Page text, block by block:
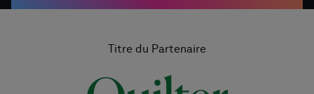
Titre du Partenaire